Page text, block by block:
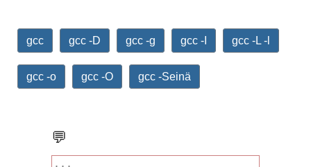
gcc gcc -D gcc -g gcc -I gcc -L -l
gcc -o gcc -O gcc -Seinä
💬